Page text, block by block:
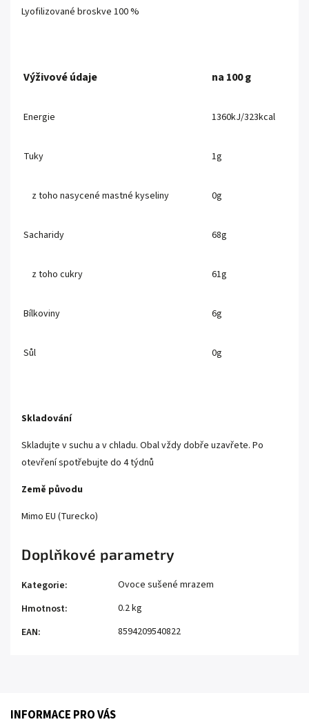
Lyofilizované broskve 100 %
Výživové údaje na 100 g
Energie 1360kJ/323kcal
Tuky 1g
z toho nasycené mastné kyseliny 0g
Sacharidy 68g
z toho cukry 61g
Bílkoviny 6g
Sůl 0g
Skladování
Skladujte v suchu a v chladu. Obal vždy dobře uzavřete. Po
otevření spotřebujte do 4 týdnů
Země původu
Mimo EU (Turecko)
Doplňkové parametry
Kategorie:
Ovoce sušené mrazem
Hmotnost:
0.2 kg
EAN: 8594209540822
INFORMACE PRO VÁS